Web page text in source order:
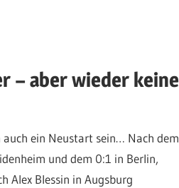
– aber wieder keine
ein Neustart sein… Nach dem
und dem 0:1 in Berlin,
Alex Blessin in Augsburg